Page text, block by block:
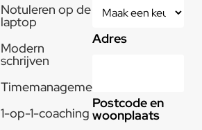
Notuleren op de
laptop
Modern
schrijven
Timemanagement
1-op-1-coaching
Adres
Postcode en
woonplaats